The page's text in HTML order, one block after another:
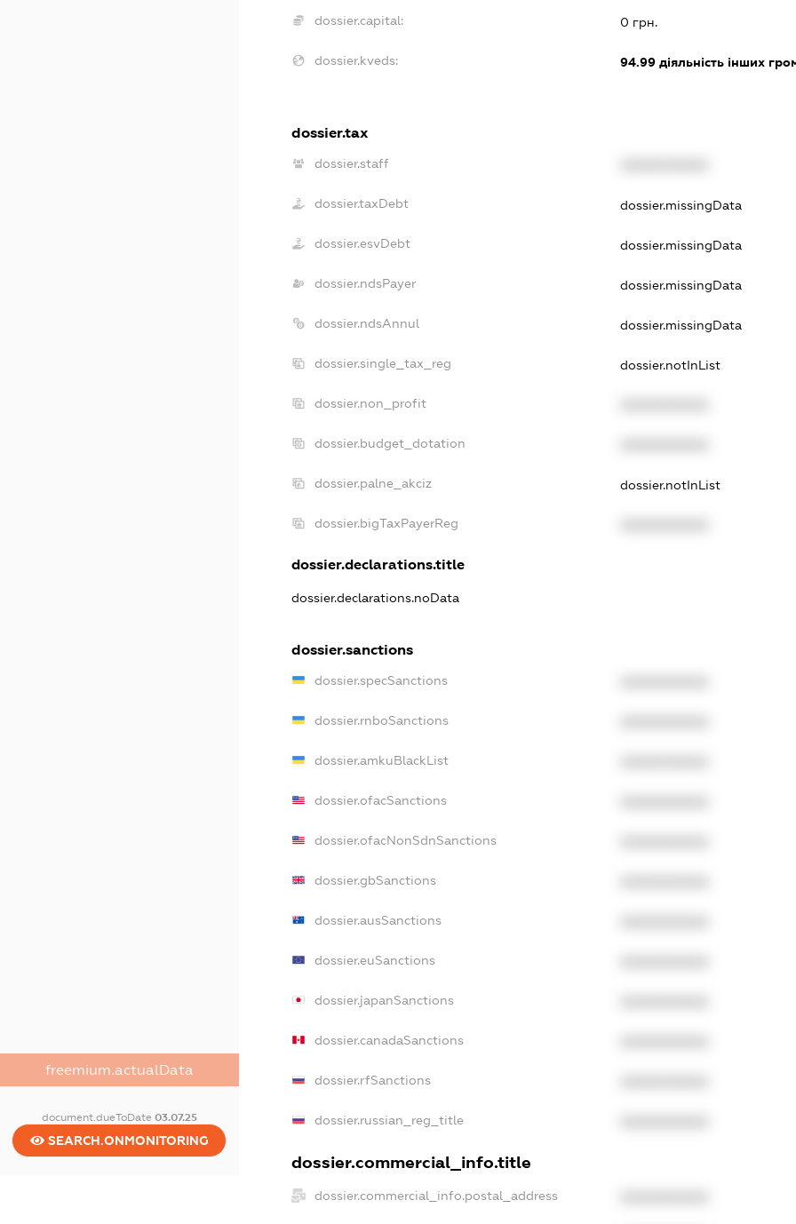
freemium.actualData
document.dueToDate 03.07.25
SEARCH.ONMONITORING
dossier.capital: 0 грн.
dossier.kveds: 94.99 діяльність інших
dossier.tax
dossier.staff
dossier.taxDebt dossier.missingData
dossier.esvDebt dossier.missingData
dossier.ndsPayer dossier.missingData
dossier.ndsAnnul dossier.missingData
dossier.single_tax_reg dossier.notInList
dossier.non_profit
dossier.budget_dotation
dossier.palne_akciz dossier.notInList
dossier.bigTaxPayerReg
dossier.declarations.title
dossier.declarations.noData
dossier.sanctions
dossier.specSanctions
dossier.rnboSanctions
dossier.amkuBlackList
dossier.ofacSanctions
dossier.ofacNonSdnSanctions
dossier.gbSanctions
dossier.ausSanctions
dossier.euSanctions
dossier.japanSanctions
dossier.canadaSanctions
dossier.rfSanctions
dossier.russian_reg_title
dossier.commercial_info.title
dossier.commercial_info.postal_address